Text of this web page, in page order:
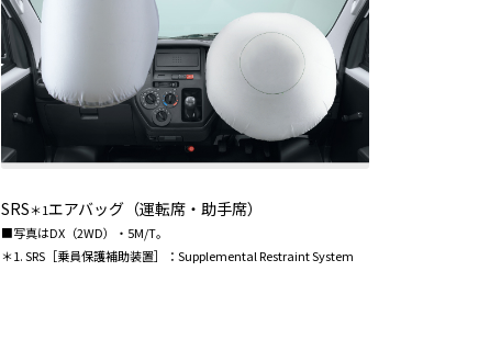
SRS＊1エアバッグ（運転席・助手席）
■写真はDX（2WD）・5M/T。
＊1. SRS［乗員保護補助装置］：Supplemental Restraint System